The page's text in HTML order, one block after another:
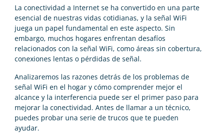
La conectividad a Internet se ha convertido en una parte
esencial de nuestras vidas cotidianas, y la señal WiFi
juega un papel fundamental en este aspecto. Sin
embargo, muchos hogares enfrentan desafíos
relacionados con la señal WiFi, como áreas sin cobertura,
conexiones lentas o pérdidas de señal.
Analizaremos las razones detrás de los problemas de
señal WiFi en el hogar y cómo comprender mejor el
alcance y la interferencia puede ser el primer paso para
mejorar la conectividad. Antes de llamar a un técnico,
puedes probar una serie de trucos que te pueden
ayudar.